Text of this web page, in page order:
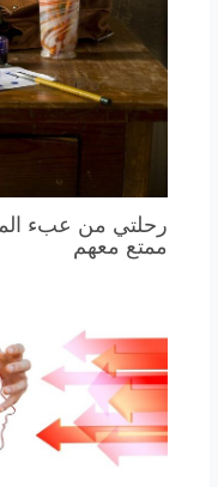
رحلتي من عبء
ممتع معهم